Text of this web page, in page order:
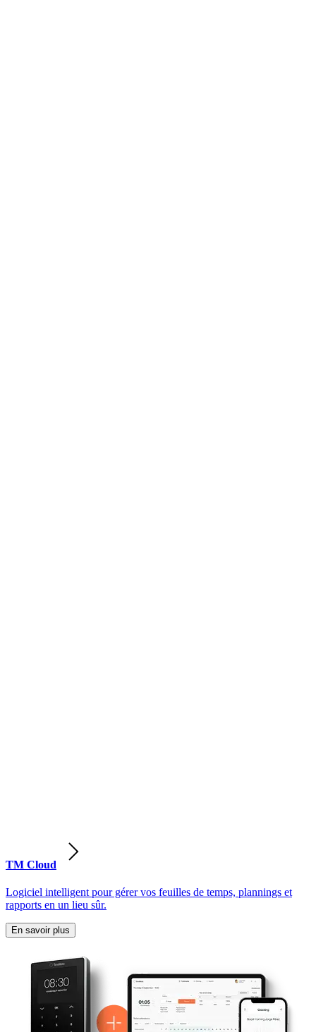
TM Cloud
Logiciel intelligent pour gérer vos feuilles de temps, plannings et
rapports en un lieu sûr.
En savoir plus